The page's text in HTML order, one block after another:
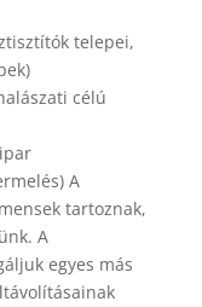
telepei,
célú
A
tartoznak,
A
egyes más